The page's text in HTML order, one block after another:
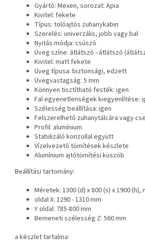
Gyártó: Mexen, sorozat: Apia
Kivitel: fekete
Típus: tolóajtós zuhanykabin
Szerelés: univerzális, jobb vagy bal
Nyitás módja: csúszó
Üveg színe: átlátszó - átlátszó
Kivitel: matt fekete
Üveg típusa: biztonsági, edzett
Üvegvastagság: 5 mm
Könnyen tisztítható festék: igen
Fal egyenetlenségek kiegyenlítése:
Szélesség beállítása: igen
Felszerelhető zuhanytálcára vagy
Profil: alumínium
Stabilizáló konzollal együtt
Vízelvezető tömítések készlete
Alumínium ajtótömítési küszöb
Beállítási tartomány:
Méretek: 1300 (d) x 800 (s) x 1900 (h),
oldal X: 1290 - 1310 mm
Y oldal: 785-800 mm
Bemeneti szélesség Z: 560 mm
a készlet tartalma: